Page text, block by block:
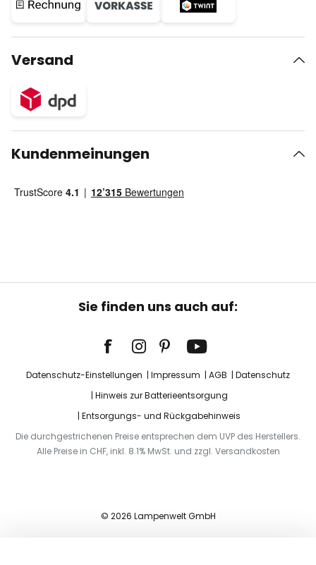
Versand
Kundenmeinungen
Sie finden uns auch auf:
Datenschutz-Einstellungen Impressum AGB
Datenschutz
Hinweis zur Batterieentsorgung
Entsorgungs- und Rückgabehinweis
Die durchgestrichenen Preise entsprechen dem UVP des Herstellers.
Alle Preise in CHF, inkl. 8.1% MwSt. und zzgl. Versandkosten
© 2026 Lampenwelt GmbH